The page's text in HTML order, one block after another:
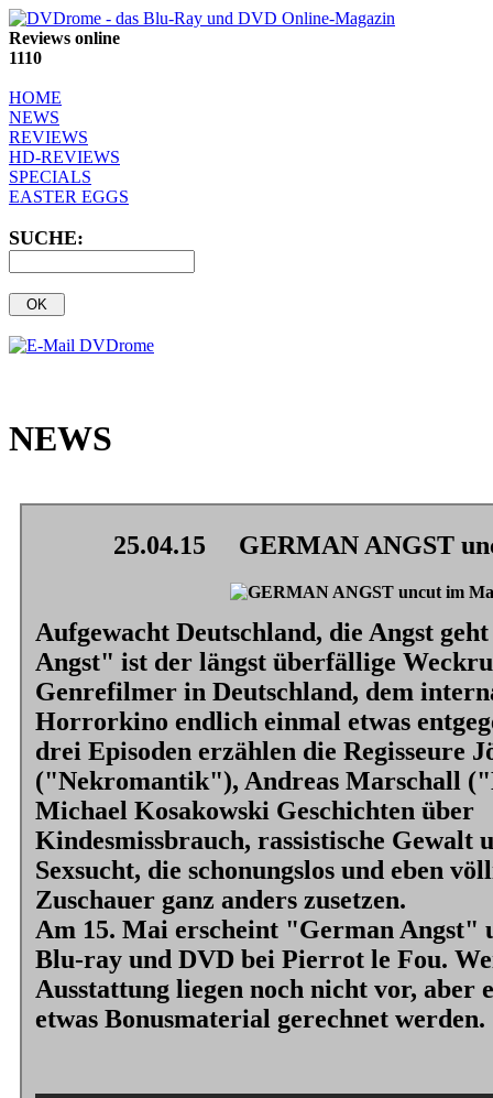
Reviews online
1110
HOME
NEWS
REVIEWS
HD-REVIEWS
SPECIALS
EASTER EGGS
SUCHE:
NEWS
25.04.15 GERMAN ANGST
Aufgewacht Deutschland, die Angst
Angst" ist der längst überfällige
Genrefilmer in Deutschland, dem
Horrorkino endlich einmal etwas
drei Episoden erzählen die Regisseure
("Nekromantik"), Andreas Marschall (
Michael Kosakowski Geschichten über
Kindesmissbrauch, rassistische Gewalt
Sexsucht, die schonungslos und eben
Zuschauer ganz anders zusetzen.
Am 15. Mai erscheint "German Angst"
Blu-ray und DVD bei Pierrot le Fou.
Ausstattung liegen noch nicht vor, aber
etwas Bonusmaterial gerechnet werden.